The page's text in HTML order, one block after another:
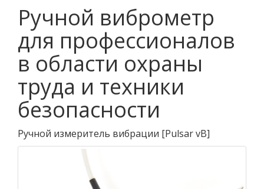
Ручной виброметр
для профессионалов
в области охраны
труда и техники
безопасности
Ручной измеритель вибрации [Pulsar vB]